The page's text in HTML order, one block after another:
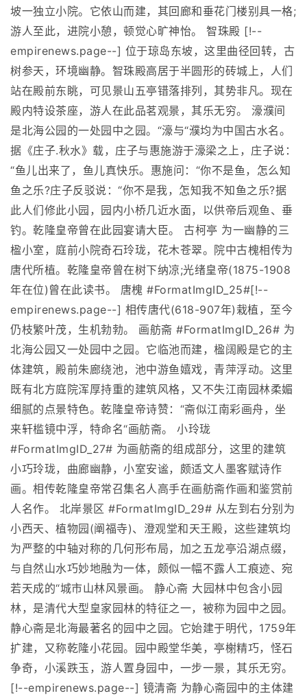
坡一独立小院。它依山而建，其回廊和垂花门楼别具一格;
游人至此，进院小憩，顿觉心旷神怡。 智珠殿 [!--
empirenews.page--] 位于琼岛东坡，这里曲径回转，古
树参天，环境幽静。智珠殿高居于半圆形的砖城上，人们
站在殿前东眺，可见景山五亭错落排列，其势非凡。现在
殿内特设茶座，游人在此品茗观景，其乐无穷。 濠濮间
是北海公园的一处园中之园。“濠与“濮均为中国古水名。
据《庄子.秋水》载，庄子与惠施游于濠梁之上，庄子说：
“鱼儿出来了，鱼儿真快乐。惠施问：“你不是鱼，怎么知
鱼之乐?庄子反驳说：“你不是我，怎知我不知鱼之乐?据
此人们修此小园，园内小桥几近水面，以供帝后观鱼、垂
钓。乾隆皇帝曾在此园宴请大臣。 古柯亭 为一幽静的三
楹小室，庭前小院奇石玲珑，花木苍翠。院中古槐相传为
唐代所植。乾隆皇帝曾在树下纳凉;光绪皇帝(1875-1908
年在位)曾在此读书。 唐槐 #FormatImgID_25#[!--
empirenews.page--] 相传唐代(618-907年)栽植，至今
仍枝繁叶茂，生机勃勃。 画舫斋 #FormatImgID_26# 为
北海公园又一处园中之园。它临池而建，楹阔殿是它的主
体建筑，殿前朱廊绕池，池中游鱼嬉戏，青萍浮动。这里
既有北方庭院浑厚持重的建筑风格，又不失江南园林柔媚
细腻的点景特色。乾隆皇帝诗赞：“斋似江南彩画舟，坐
来轩槛镜中浮，特命名“画舫斋。 小玲珑
#FormatImgID_27# 为画舫斋的组成部分，这里的建筑
小巧玲珑，曲廊幽静，小室安谧，颇适文人墨客赋诗作
画。相传乾隆皇帝常召集名人高手在画舫斋作画和鉴赏前
人名作。 北岸景区 #FormatImgID_29# 从左到右分别为
小西天、植物园(阐福寺)、澄观堂和天王殿，这些建筑均
为严整的中轴对称的几何形布局，加之五龙亭沿湖点缀，
与自然山水巧妙地融为一体，颇似一幅不露人工痕迹、宛
若天成的“城市山林风景画。 静心斋 大园林中包含小园
林，是清代大型皇家园林的特征之一，被称为园中之园。
静心斋是北海最著名的园中之园。它始建于明代，1759年
扩建，又称乾隆小花园。园中殿堂华美，亭榭精巧，怪石
争奇，小溪跌玉，游人置身园中，一步一景，其乐无穷。
[!--empirenews.page--] 镜清斋 为静心斋园中的主体建